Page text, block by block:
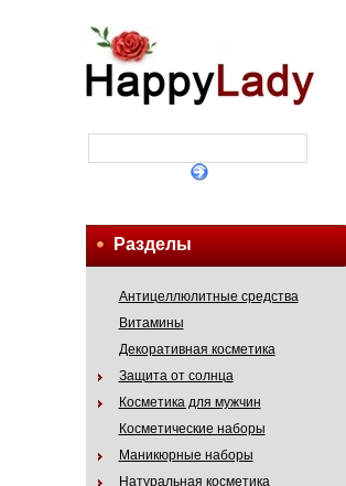
Разделы
Антицеллюлитные средства
Витамины
Декоративная косметика
Защита от солнца
Косметика для мужчин
Косметические наборы
Маникюрные наборы
Натуральная косметика